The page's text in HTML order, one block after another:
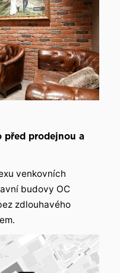
před prodejnou a
venkovních
budovy OC
zdlouhavého